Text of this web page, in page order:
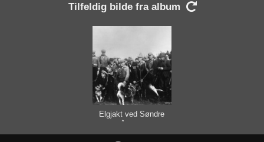
Tilfeldig bilde fra album 
Elgjakt ved Søndre